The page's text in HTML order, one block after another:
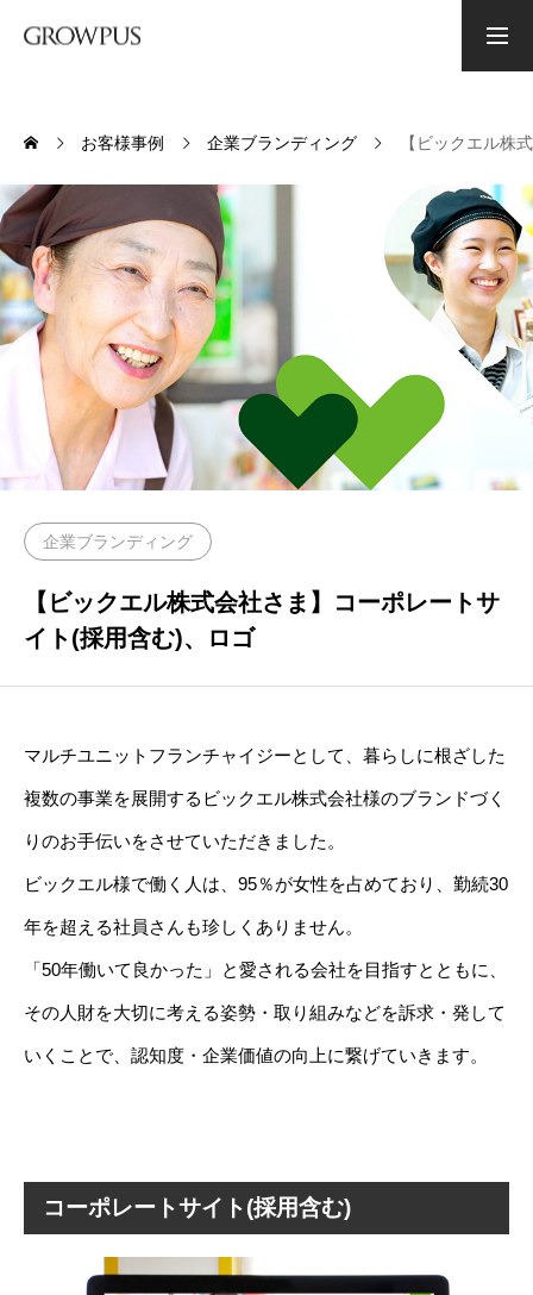
グロウプスの経営理念
CONSULTING
コンサルティング
BRANDING
ブランディング
ABOUT US
会社概要
STAFF
社員インタビュー
CASE STUDY
お客様事例
NEWS
RECRUIT
採用情報
お客様事例 企業ブランディング 【ビックエル株
企業ブランディング
【ビックエル株式会社さま】コーポレートサ
イト(採用含む)、ロゴ
マルチユニットフランチャイジーとして、暮らしに根ざした
複数の事業を展開するビックエル株式会社様のブランドづく
りのお手伝いをさせていただきました。
ビックエル様で働く人は、95％が女性を占めており、勤続30
年を超える社員さんも珍しくありません。
「50年働いて良かった」と愛される会社を目指すとともに、
その人財を大切に考える姿勢・取り組みなどを訴求・発して
いくことで、認知度・企業価値の向上に繋げていきます。
コーポレートサイト(採用含む)